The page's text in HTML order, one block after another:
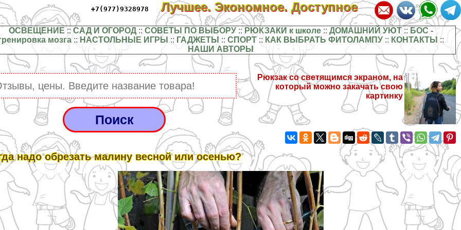
+7(977)9328978 Лучшее. Экономное. Доступное
ОСВЕЩЕНИЕ :: САД И ОГОРОД:: СОВЕТЫ ПО ВЫБОРУ:: РЮКЗАКИ к школе:: ДОМАШНИЙ УЮТ:: БОС -
мозга :: НАСТОЛЬНЫЕ ИГРЫ :: ГАДЖЕТЫ ::СПОРТ :: КАК ВЫБРАТЬ ФИТОЛАМПУ :: КОНТАКТЫ ::
НАШИ АВТОРЫ
Рюкзак со светящимся экраном, на
который можно закачать свою
картинку
надо обрезать малину весной или осенью?